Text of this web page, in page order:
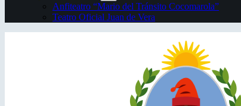
Anfiteatro “Mario del Tránsito Cocomarola”
Teatro Oficial Juan de Vera